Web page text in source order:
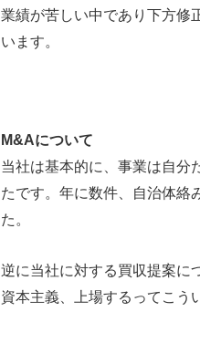
業績が苦しい中であり下方修
います。
M&Aについて
当社は基本的に、事業は自分
たです。年に数件、自治体絡
た。
逆に当社に対する買収提案に
資本主義、上場するってこう